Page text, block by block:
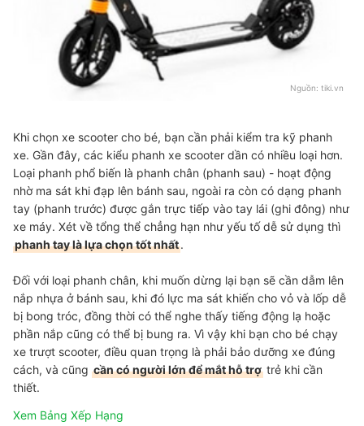
Nguồn: tiki.vn
Khi chọn xe scooter cho bé, bạn cần phải kiểm tra kỹ phanh
xe. Gần đây, các kiểu phanh xe scooter dần có nhiều loại hơn.
Loại phanh phổ biến là phanh chân (phanh sau) - hoạt động
nhờ ma sát khi đạp lên bánh sau, ngoài ra còn có dạng phanh
tay (phanh trước) được gắn trực tiếp vào tay lái (ghi đông) như
xe máy. Xét về tổng thể chẳng hạn như yếu tố dễ sử dụng thì
phanh tay là lựa chọn tốt nhất.
Đối với loại phanh chân, khi muốn dừng lại bạn sẽ cần dẫm lên
nắp nhựa ở bánh sau, khi đó lực ma sát khiến cho vỏ và lốp dễ
bị bong tróc, đồng thời có thể nghe thấy tiếng động lạ hoặc
phần nắp cũng có thể bị bung ra. Vì vậy khi bạn cho bé chạy
xe trượt scooter, điều quan trọng là phải bảo dưỡng xe đúng
cách, và cũng cần có người lớn để mắt hỗ trợ trẻ khi cần
thiết.
Xem Bảng Xếp Hạng